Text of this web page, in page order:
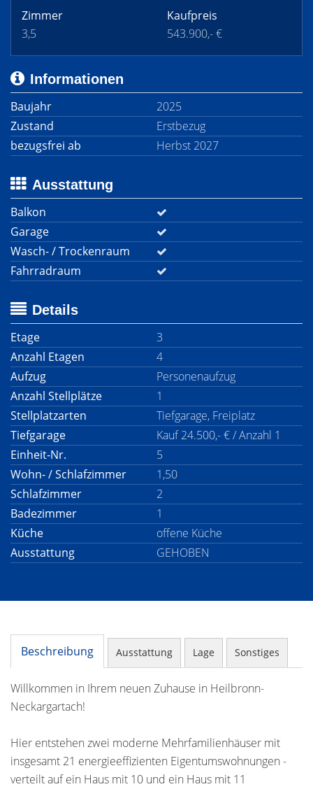
Zimmer
3,5
Kaufpreis
543.900,- €
Informationen
Baujahr
2025
Zustand
Erstbezug
bezugsfrei ab
Herbst 2027
Ausstattung
Balkon
Garage
Wasch- / Trockenraum
Fahrradraum
Details
Etage
3
Anzahl Etagen
4
Aufzug
Personenaufzug
Anzahl Stellplätze
1
Stellplatzarten
Tiefgarage, Freiplatz
Tiefgarage
Kauf 24.500,- € / Anzahl 1
Einheit-Nr.
5
Wohn- / Schlafzimmer
1,50
Schlafzimmer
2
Badezimmer
1
Küche
offene Küche
Ausstattung
GEHOBEN
Beschreibung Ausstattung Lage Sonstiges
Willkommen in Ihrem neuen Zuhause in Heilbronn-
Neckargartach!
Hier entstehen zwei moderne Mehrfamilienhäuser mit
insgesamt 21 energieeffizienten Eigentumswohnungen -
verteilt auf ein Haus mit 10 und ein Haus mit 11